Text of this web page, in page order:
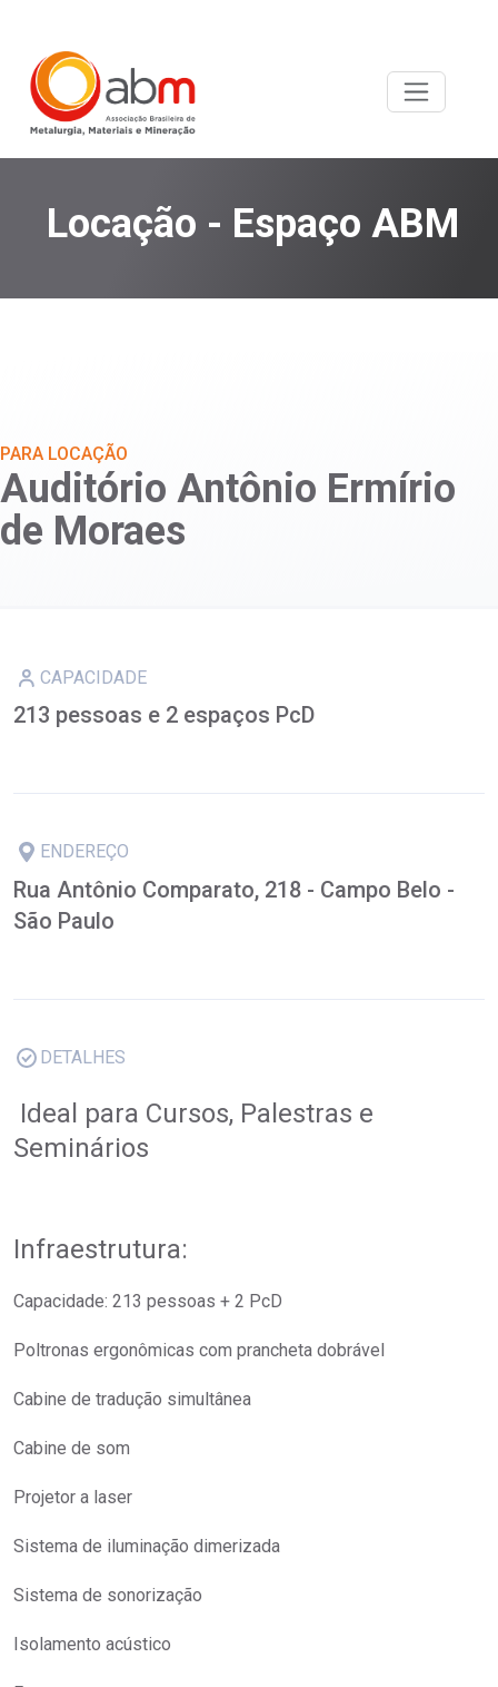
Locação - Espaço ABM
PARA LOCAÇÃO
Auditório Antônio Ermírio
de Moraes
CAPACIDADE
213 pessoas e 2 espaços PcD
ENDEREÇO
Rua Antônio Comparato, 218 - Campo Belo -
São Paulo
DETALHES
Ideal para Cursos, Palestras e
Seminários
Infraestrutura:
Capacidade: 213 pessoas + 2 PcD
Poltronas ergonômicas com prancheta dobrável
Cabine de tradução simultânea
Cabine de som
Projetor a laser
Sistema de iluminação dimerizada
Sistema de sonorização
Isolamento acústico